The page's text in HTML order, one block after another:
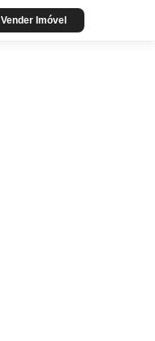
Vender Imóvel